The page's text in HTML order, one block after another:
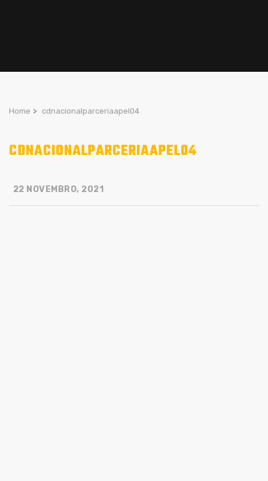
Home > cdnacionalparceriaapel04
CDNACIONALPARCERIAAPEL04
22 NOVEMBRO, 2021